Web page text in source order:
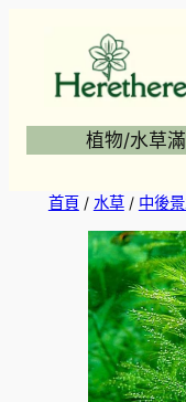
植物/水草
首頁/ 水草/ 中後